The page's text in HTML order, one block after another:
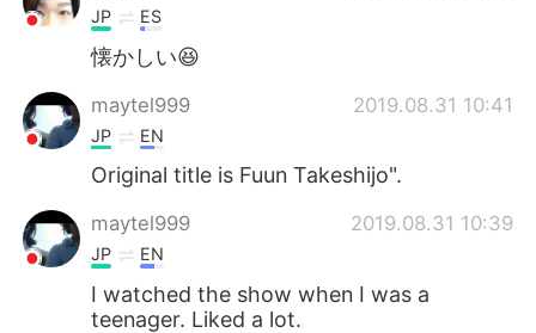
JP ES
懐かしい😆
maytel999 2019.08.31 10:41
JP EN
Original title is Fuun Takeshijo".
maytel999 2019.08.31 10:39
JP EN
I watched the show when I was a
teenager. Liked a lot.